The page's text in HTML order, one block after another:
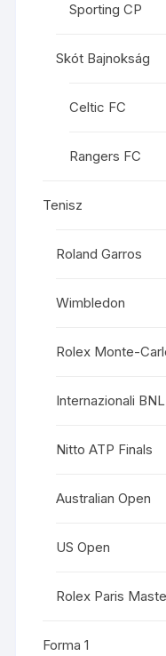
Sporting CP
Skót Bajnokság
Celtic FC
Rangers FC
Tenisz
Roland Garros
Wimbledon
Rolex Monte-
Internazionali BNL
Nitto ATP Finals
Australian Open
US Open
Rolex Paris
Forma 1